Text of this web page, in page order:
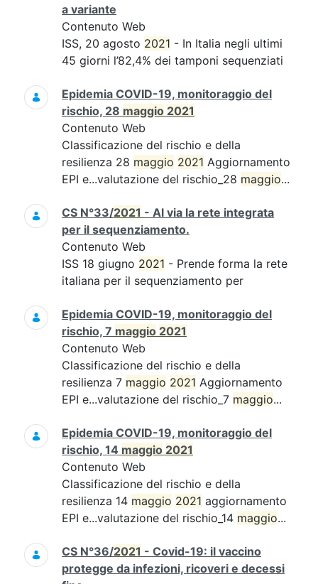
a variante
Contenuto Web
ISS, 20 agosto 2021 - In Italia negli ultimi
45 giorni l’82,4% dei tamponi sequenziati
Epidemia COVID-19, monitoraggio del
rischio, 28 maggio 2021
Contenuto Web
Classificazione del rischio e della
resilienza 28 maggio 2021 Aggiornamento
EPI e...valutazione del rischio_28 maggio...
CS N°33/2021 - Al via la rete integrata
per il sequenziamento.
Contenuto Web
ISS 18 giugno 2021 - Prende forma la rete
italiana per il sequenziamento per
Epidemia COVID-19, monitoraggio del
rischio, 7 maggio 2021
Contenuto Web
Classificazione del rischio e della
resilienza 7 maggio 2021 Aggiornamento
EPI e...valutazione del rischio_7 maggio...
Epidemia COVID-19, monitoraggio del
rischio, 14 maggio 2021
Contenuto Web
Classificazione del rischio e della
resilienza 14 maggio 2021 aggiornamento
EPI e...valutazione del rischio_14 maggio...
CS N°36/2021 - Covid-19: il vaccino
protegge da infezioni, ricoveri e decessi